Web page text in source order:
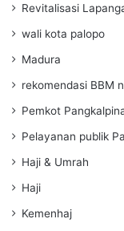
Revitalisasi
wali kota palopo
Madura
rekomendasi BBM
Pemkot
Pelayanan publik
Haji & Umrah
Haji
Kemenhaj